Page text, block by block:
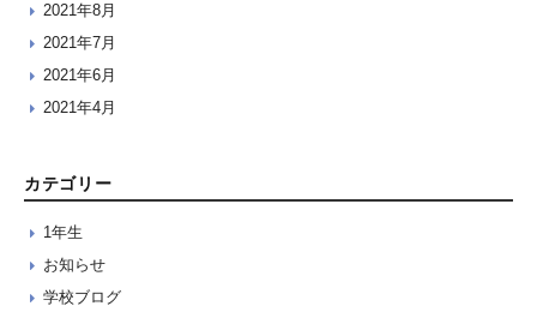
2021年8月
2021年7月
2021年6月
2021年4月
カテゴリー
1年生
お知らせ
学校ブログ